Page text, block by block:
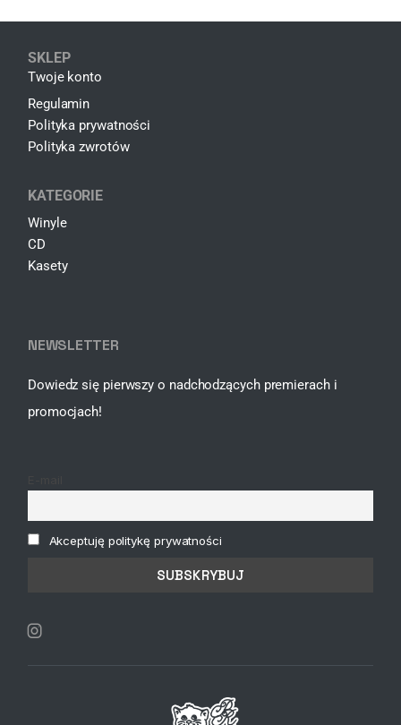
SKLEP
Twoje konto
Regulamin
Polityka prywatności
Polityka zwrotów
KATEGORIE
Winyle
CD
Kasety
NEWSLETTER
Dowiedz się pierwszy o nadchodzących premierach i
promocjach!
Akceptuję politykę prywatności